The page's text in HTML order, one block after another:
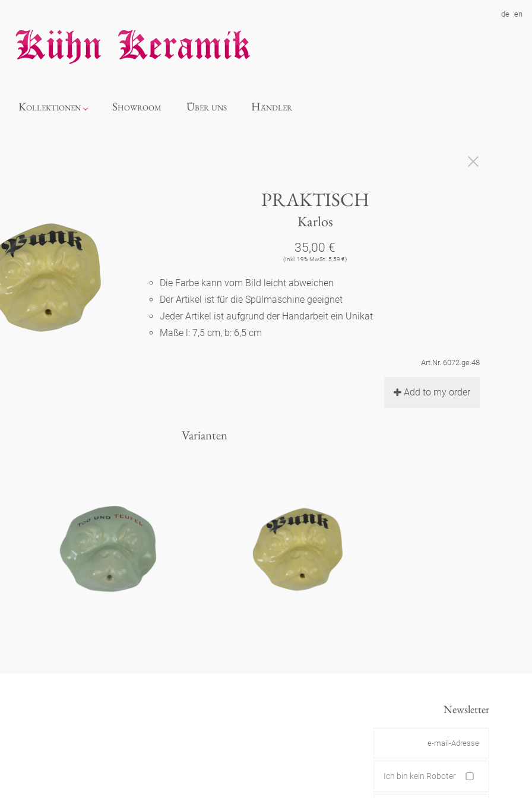
de en
Kollektionen
Panthéon
Souvenir
Berlin
Berliner Duft
Showroom Über uns Händler
PRAKTISCH
Karlos
35,00 €
(Inkl. 19% MwSt.: 5,59 €)
Die Farbe kann vom Bild leicht abweichen
Der Artikel ist für die Spülmaschine geeignet
Jeder Artikel ist aufgrund der Handarbeit ein Unikat
Maße l: 7,5 cm, b: 6,5 cm
Art.Nr. 6072.ge.48
Add to my order
Varianten
Newsletter
Ich bin kein Roboter